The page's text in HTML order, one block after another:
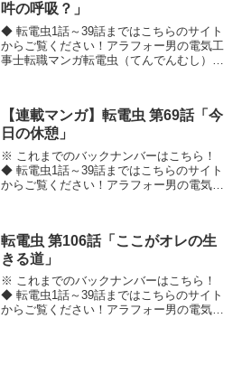
吽の呼吸？」
◆ 転電虫1話～39話まではこちらのサイト
からご覧ください！アラフォー男の電気工
事士転職マンガ転電虫（てんでんむし）マ
【連載マンガ】転電虫 第69話「今
日の休憩」
※ これまでのバックナンバーはこちら！
◆ 転電虫1話～39話まではこちらのサイト
からご覧ください！アラフォー男の電気工
転電虫 第106話「ここがオレの生
きる道」
※ これまでのバックナンバーはこちら！
◆ 転電虫1話～39話まではこちらのサイト
からご覧ください！アラフォー男の電気工